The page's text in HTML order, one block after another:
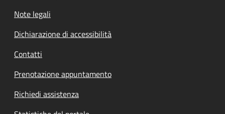
Note legali
Dichiarazione di accessibilità
Contatti
Prenotazione appuntamento
Richiedi assistenza